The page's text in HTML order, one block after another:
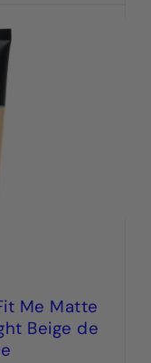
Me Matte
Beige de